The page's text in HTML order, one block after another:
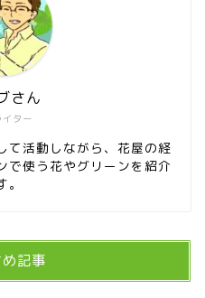
ター
さん
て活動しながら、花屋の経
で使う花やグリーンを紹介
記事